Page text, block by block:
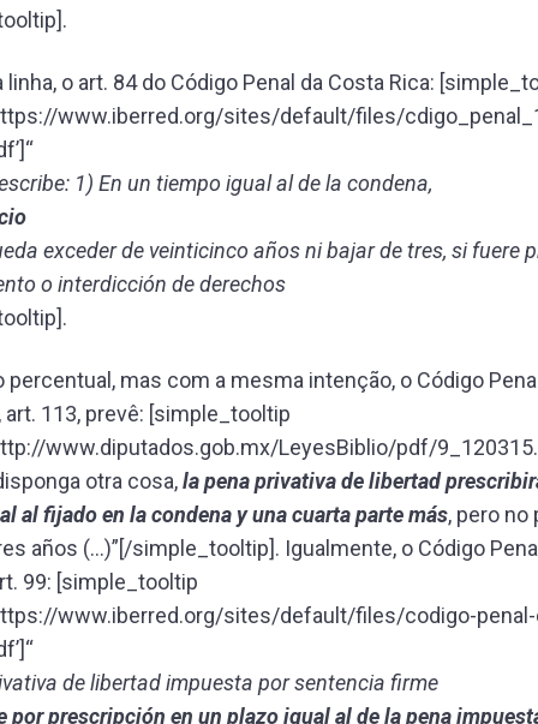
o art. 84 do Código Penal da Costa Rica:
www.iberred.org/sites/default/files/
1) En un tiempo igual al de la condena,
exceder de veinticinco años ni bajar de tres, si fuere
o interdicción de derechos
percentual, mas com a mesma intenção, o Código
113, prevê: [simple_tooltip
www.diputados.gob.mx/LeyesBiblio/pdf/
otra cosa, la pena privativa de libertad
al fijado en la condena y una cuarta parte más, pero no
años (…)”[/simple_tooltip]. Igualmente, o Código
99: [simple_tooltip
www.iberred.org/sites/default/files/codigo-
de libertad impuesta por sentencia firme
por prescripción en un plazo igual al de la pena